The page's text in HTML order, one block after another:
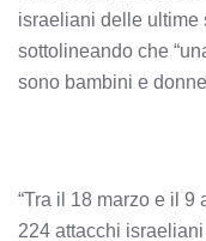
israeliani delle ultime
sottolineando che
sono bambini e
“Tra il 18 marzo e il
224 attacchi